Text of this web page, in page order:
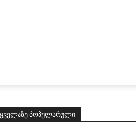
ყველაზე პოპულარული